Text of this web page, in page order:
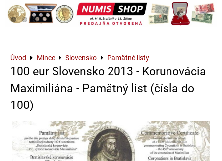
Úvod Mince Slovensko Pamätné listy
100 eur Slovensko 2013 - Korunovácia
Maximiliána - Pamätný list (čísla do
100)